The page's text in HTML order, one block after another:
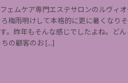
ェムケア専門エステサロンのルヴィ
梅雨明けして本格的に更に暑くなり
。昨年もそんな感じでしたよね。ど
の顧客のお […]